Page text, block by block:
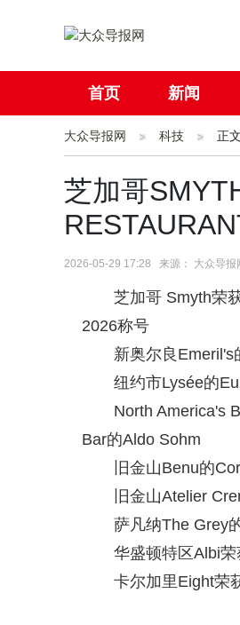
首页 新闻
社会 国际
大众导报网 科技 正文
芝加哥
2026-05-29 17:28 来源： 大众导报
芝加哥 Smyth荣
2026称号
新奥尔良Emeril's
纽约市Lysée的
North America's
Bar的Aldo Sohm
旧金山Benu的
旧金山Atelier
萨凡纳The Grey
华盛顿特区Albi荣
卡尔加里Eight荣